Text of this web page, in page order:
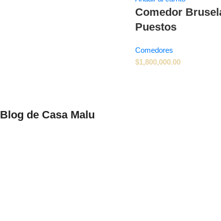
Comedor
Puestos
Comedores
$1,800,000.00
Blog de Casa Malu